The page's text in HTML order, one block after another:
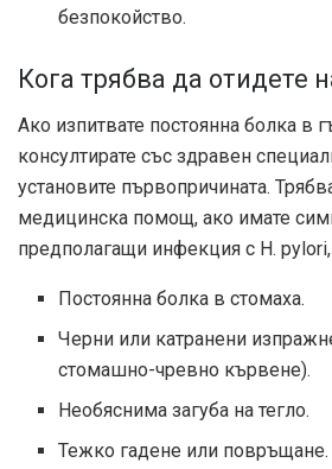
безпокойство.
Кога трябва да отидете
Ако изпитвате постоянна болка в
консултирате със здравен
установите първопричината.
медицинска помощ, ако имате
предполагащи инфекция с H. pylori,
Постоянна болка в стомаха.
Черни или катранени
стомашно-чревно кървене).
Необяснима загуба на тегло.
Тежко гадене или повръщане.